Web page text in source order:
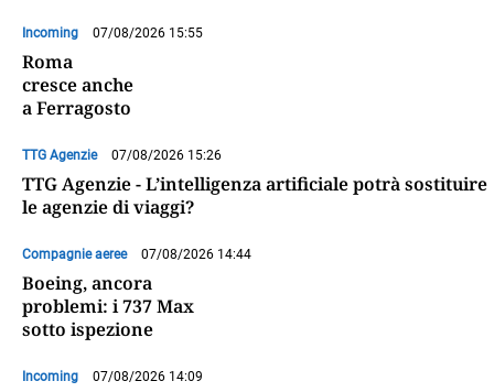
Incoming 07/08/2026 15:55
Roma
cresce anche
a Ferragosto
TTG Agenzie 07/08/2026 15:26
TTG Agenzie - L’intelligenza artificiale potrà sostituire
le agenzie di viaggi?
Compagnie aeree 07/08/2026 14:44
Boeing, ancora
problemi: i 737 Max
sotto ispezione
Incoming 07/08/2026 14:09